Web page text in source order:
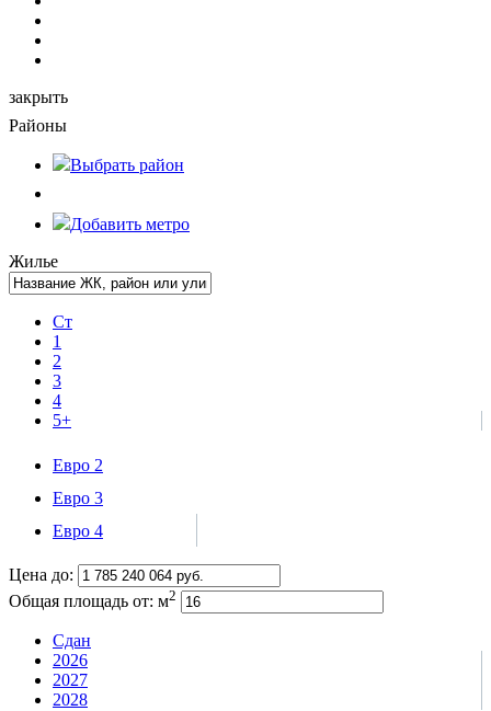
закрыть
Районы
Выбрать район
Добавить метро
Жилье
Ст
1
2
3
4
5+
Евро 2
Евро 3
Евро 4
Цена до:
Общая площадь от: м2
Сдан
2026
2027
2028